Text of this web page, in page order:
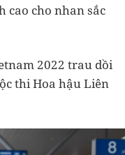
cao cho nhan sắc
2022 trau dồi
thi Hoa hậu Liên